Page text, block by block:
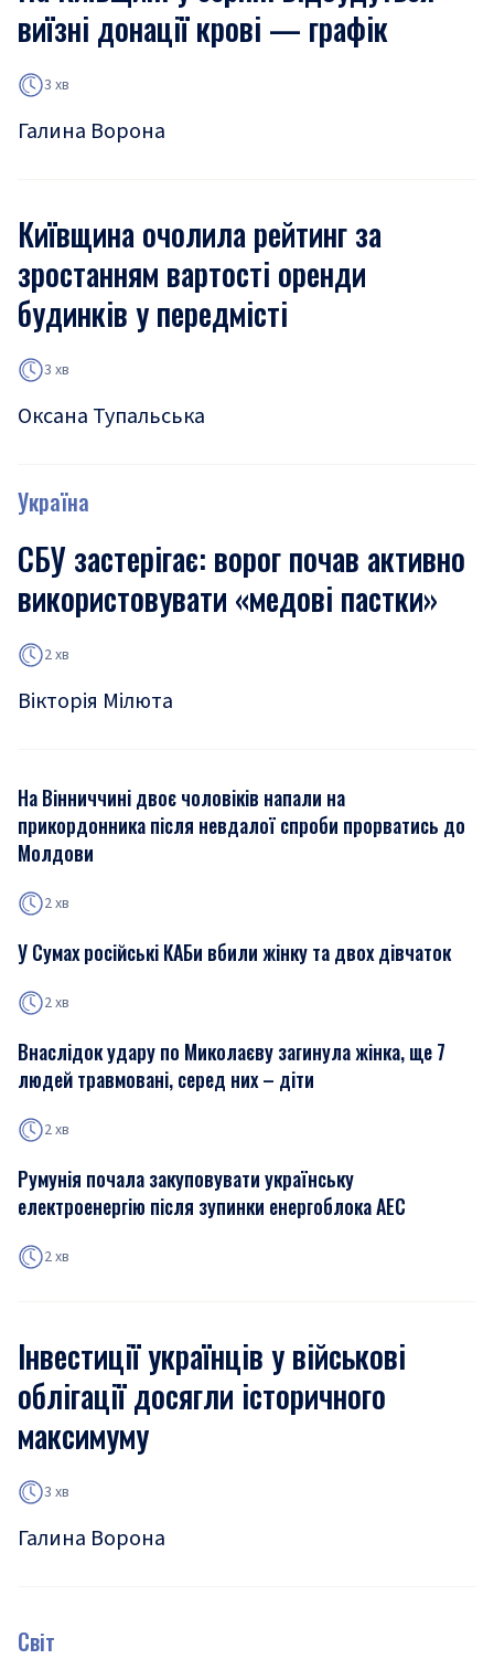
виїзні донації крові — графік
3 хв
Галина Ворона
Київщина очолила рейтинг за
зростанням вартості оренди
будинків у передмісті
3 хв
Оксана Тупальська
Україна
СБУ застерігає: ворог почав активно
використовувати «медові пастки»
2 хв
Вікторія Мілюта
На Вінниччині двоє чоловіків напали на
прикордонника після невдалої спроби прорватись до
Молдови
2 хв
У Сумах російські КАБи вбили жінку та двох дівчаток
2 хв
Внаслідок удару по Миколаєву загинула жінка, ще 7
людей травмовані, серед них – діти
2 хв
Румунія почала закуповувати українську
електроенергію після зупинки енергоблока АЕС
2 хв
Інвестиції українців у військові
облігації досягли історичного
максимуму
3 хв
Галина Ворона
Світ